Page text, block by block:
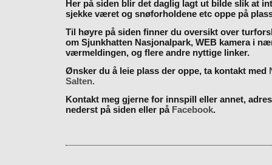
Her på siden blir det daglig lagt ut bilde slik at
sjekke været og snøforholdene etc oppe på
Til høyre på siden finner du oversikt over
om Sjunkhatten Nasjonalpark, WEB kamera i
værmeldingen, og flere andre nyttige linker.
Ønsker du å leie plass der oppe, ta kontakt med
Salten.
Kontakt meg gjerne for innspill eller annet,
nederst på siden eller på Facebook.